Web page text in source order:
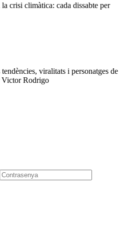
crisi climàtica: cada dissabte per
viralitats i personatges de
Victor Rodrigo